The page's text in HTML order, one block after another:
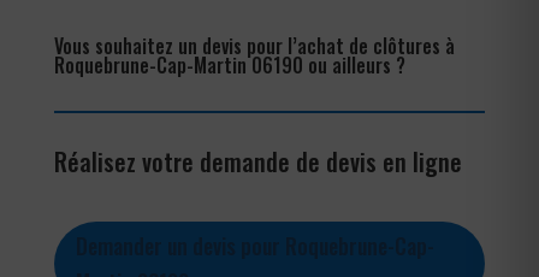
Vous souhaitez un devis pour l’achat de clôtures à
Roquebrune-Cap-Martin 06190 ou ailleurs ?
Réalisez votre demande de devis en ligne